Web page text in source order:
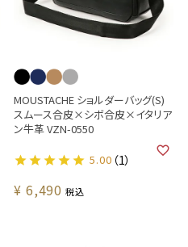
MOUSTACHE ショルダーバッグ(S)
スムース合皮×シボ合皮×イタリア
ン牛革 VZN-0550
¥ 6,490 税込
5.00 （1）